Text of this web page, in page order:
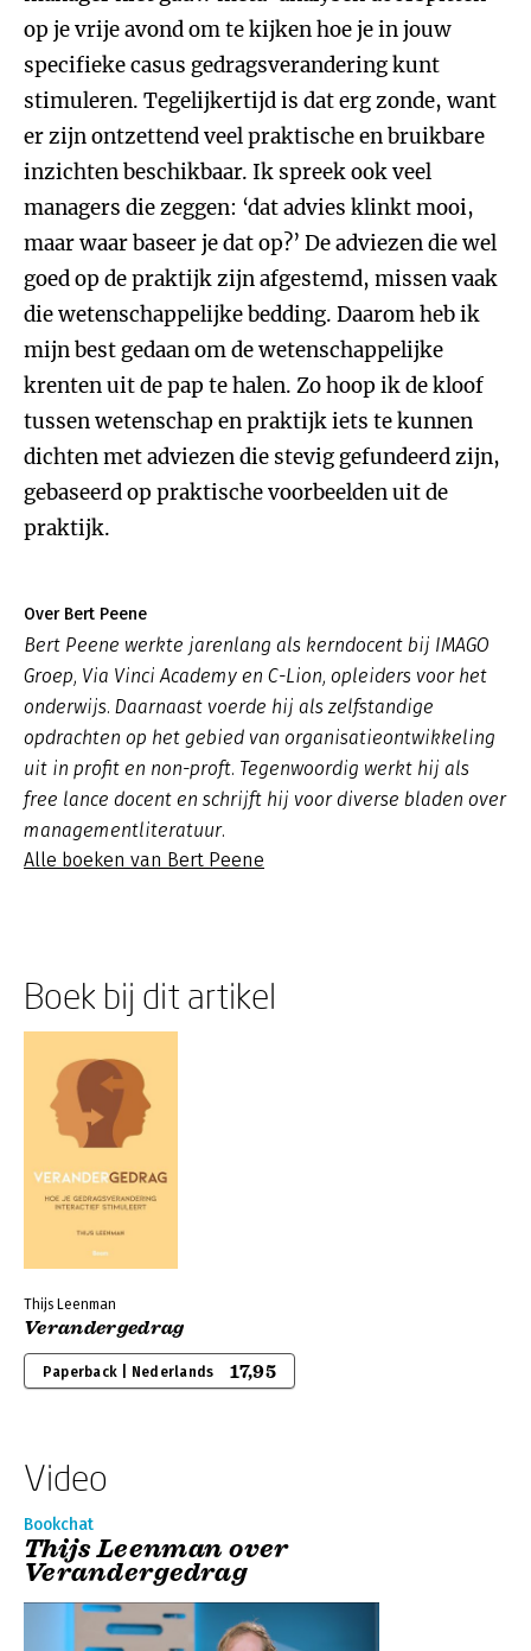
op je vrije avond om te kijken hoe je in jouw
specifieke casus gedragsverandering kunt
stimuleren. Tegelijkertijd is dat erg zonde, want
er zijn ontzettend veel praktische en bruikbare
inzichten beschikbaar. Ik spreek ook veel
managers die zeggen: ‘dat advies klinkt mooi,
maar waar baseer je dat op?’ De adviezen die wel
goed op de praktijk zijn afgestemd, missen vaak
die wetenschappelijke bedding. Daarom heb ik
mijn best gedaan om de wetenschappelijke
krenten uit de pap te halen. Zo hoop ik de kloof
tussen wetenschap en praktijk iets te kunnen
dichten met adviezen die stevig gefundeerd zijn,
gebaseerd op praktische voorbeelden uit de
praktijk.
Over Bert Peene
Bert Peene werkte jarenlang als kerndocent bij IMAGO
Groep, Via Vinci Academy en C-Lion, opleiders voor het
onderwijs. Daarnaast voerde hij als zelfstandige
opdrachten op het gebied van organisatieontwikkeling
uit in profit en non-proft. Tegenwoordig werkt hij als
free lance docent en schrijft hij voor diverse bladen over
managementliteratuur.
Alle boeken van Bert Peene
Boek bij dit artikel
Thijs Leenman
Verandergedrag
Paperback | Nederlands 17,95
Video
Bookchat
Thijs Leenman over
Verandergedrag